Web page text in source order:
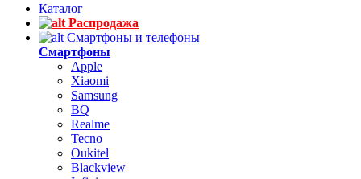
Каталог
Распродажа
Смартфоны и телефоны
Смартфоны
Apple
Xiaomi
Samsung
BQ
Realme
Tecno
Oukitel
Blackview